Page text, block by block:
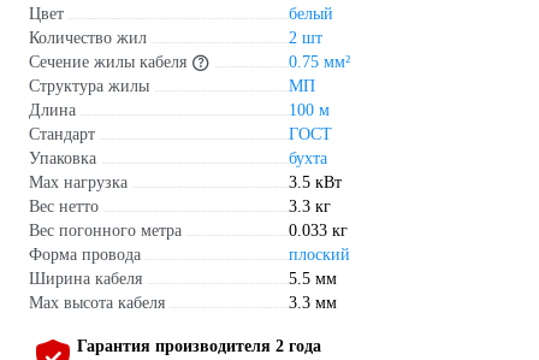
Цвет
белый
Количество жил
2 шт
Сечение жилы кабеля
0.75 мм²
Структура жилы
МП
Длина
100 м
Стандарт
ГОСТ
Упаковка
бухта
Max нагрузка
3.5 кВт
Вес нетто
3.3 кг
Вес погонного метра
0.033 кг
Форма провода
плоский
Ширина кабеля
5.5 мм
Мах высота кабеля
3.3 мм
Гарантия производителя 2 года